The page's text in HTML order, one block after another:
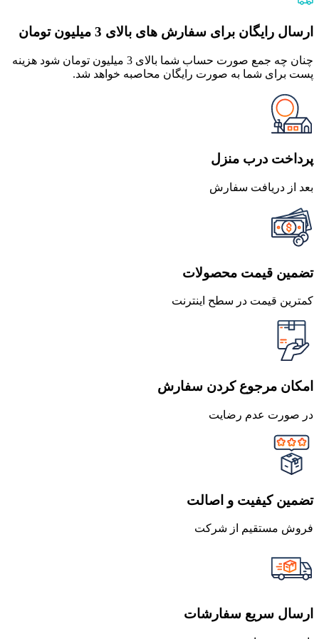
ارسال رایگان برای سفارش های بالای 3 میلیون تومان
چنان چه جمع صورت حساب شما بالای 3 میلیون تومان شود هزینه
پست برای شما به صورت رایگان محاصبه خواهد شد.
پرداخت درب منزل
بعد از دریافت سفارش
تضمین قیمت محصولات
کمترین قیمت در سطح اینترنت
امکان مرجوع کردن سفارش
در صورت عدم رضایت
تضمین کیفیت و اصالت
فروش مستقیم از شرکت
ارسال سریع سفارشات